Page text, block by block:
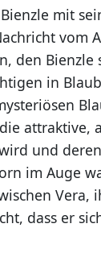
mit
vom
den
in
attraktive,
und
im Auge
dass er